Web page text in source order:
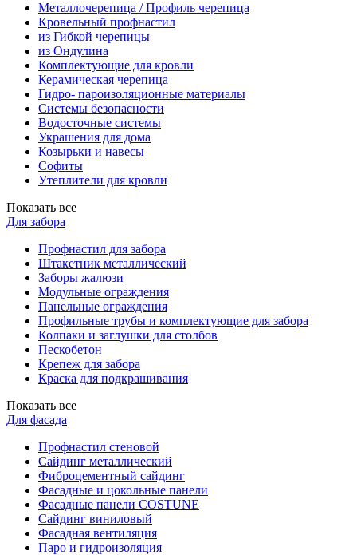
Металлочерепица / Профиль черепица
Кровельный профнастил
из Гибкой черепицы
из Ондулина
Комплектующие для кровли
Керамическая черепица
Гидро- пароизоляционные материалы
Системы безопасности
Водосточные системы
Украшения для дома
Козырьки и навесы
Софиты
Утеплители для кровли
Показать все
Для забора
Профнастил для забора
Штакетник металлический
Заборы жалюзи
Модульные ограждения
Панельные ограждения
Профильные трубы и комплектующие для забора
Колпаки и заглушки для столбов
Пескобетон
Крепеж для забора
Краска для подкрашивания
Показать все
Для фасада
Профнастил стеновой
Сайдинг металлический
Фиброцементный сайдинг
Фасадные и цокольные панели
Фасадные панели COSTUNE
Сайдинг виниловый
Фасадная вентиляция
Паро и гидроизоляция